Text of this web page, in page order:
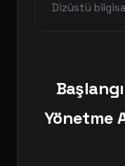
Dizüstü
Yönetme